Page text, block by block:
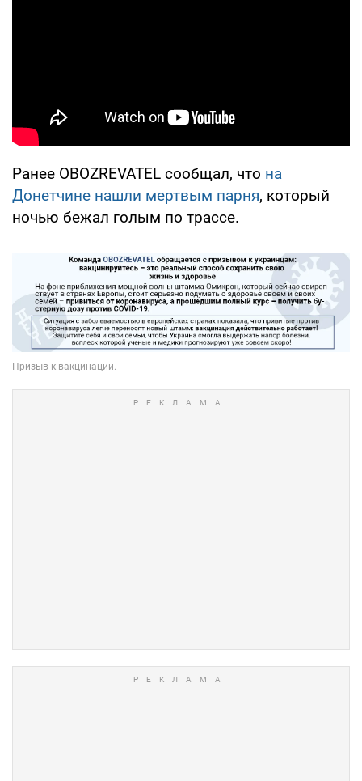
Ранее OBOZREVATEL сообщал, что на
Донетчине нашли мертвым парня, который
ночью бежал голым по трассе.